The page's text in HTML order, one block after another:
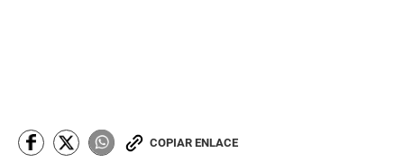
COPIAR ENLACE